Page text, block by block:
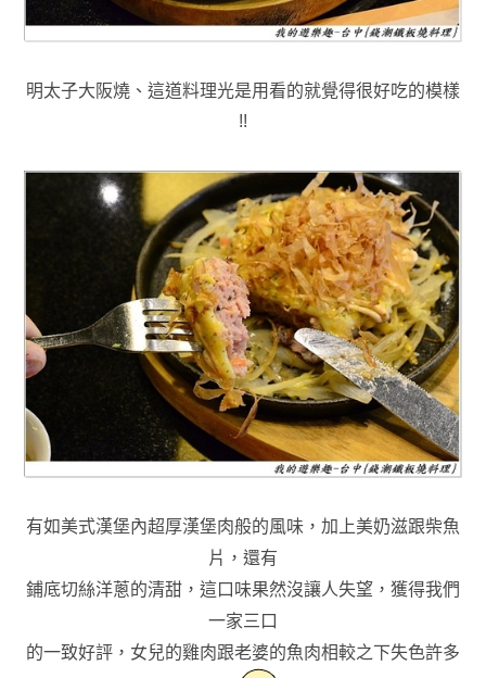
明太子大阪燒 、這道料理光是用看的就覺得很好吃的模樣
!!
有如美式漢堡內超厚漢堡肉般的風味 ，加上美奶滋跟柴魚
片 ，還有
鋪底切絲洋蔥的清甜 ，這口味果然沒讓人失望 ， 獲得我們
一家三口
的一致好評 ，女兒的雞肉跟老婆的魚肉相較之下失色許多